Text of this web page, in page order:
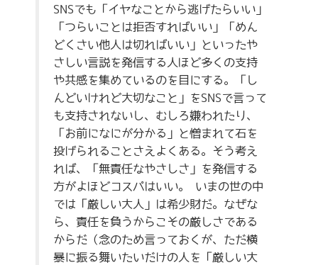
SNSでも「イヤなことから逃げたらいい」
「つらいことは拒否すればいい」「めん
どくさい他人は切ればいい」といったや
さしい言説を発信する人ほど多くの支持
や共感を集めているのを目にする。「し
んどいけれど大切なこと」をSNSで言って
も支持されないし、むしろ嫌われたり、
「お前になにが分かる」と憎まれて石を
投げられることさえよくある。そう考え
れば、「無責任なやさしさ」を発信する
方がよほどコスパはいい。 いまの世の中
では「厳しい大人」は希少財だ。なぜな
ら、責任を負うからこその厳しさである
からだ（念のため言っておくが、ただ横
暴に振る舞いたいだけの人を「厳しい大